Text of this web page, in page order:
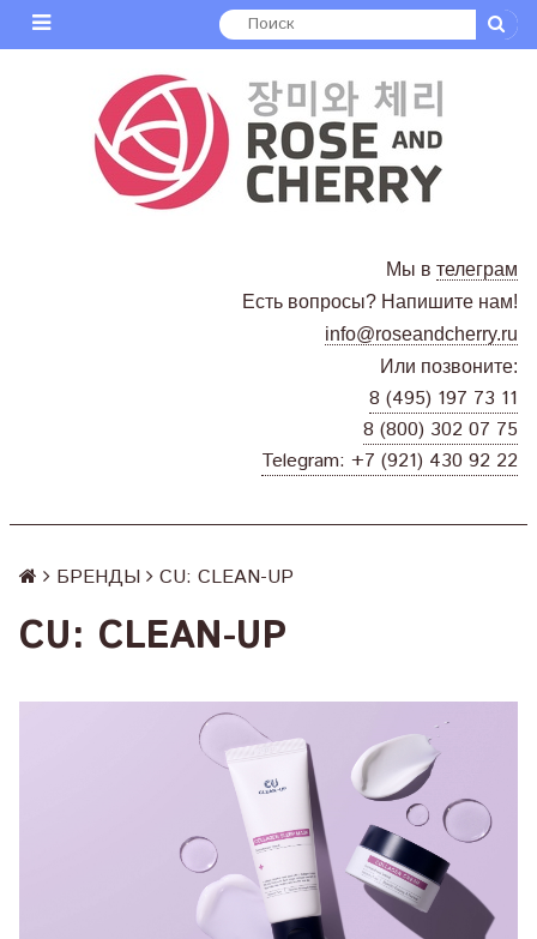
Мы в телеграм
Есть вопросы? Напишите нам!
info@roseandcherry.ru
Или позвоните:
8 (495) 197 73 11
8 (800) 302 07 75
Telegram: +7 (921) 430 92 22
БРЕНДЫ CU: СLEAN-UP
CU: СLEAN-UP